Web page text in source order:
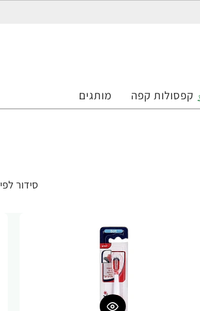
קפסולות קפה מותגים
סידור לפי